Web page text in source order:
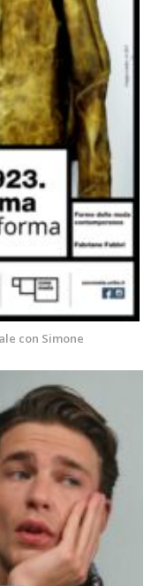
con Simone